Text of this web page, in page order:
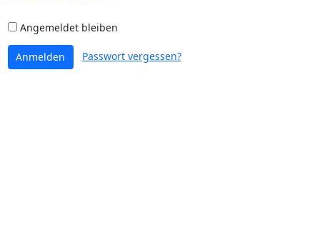
Angemeldet bleiben
Anmelden Passwort vergessen?